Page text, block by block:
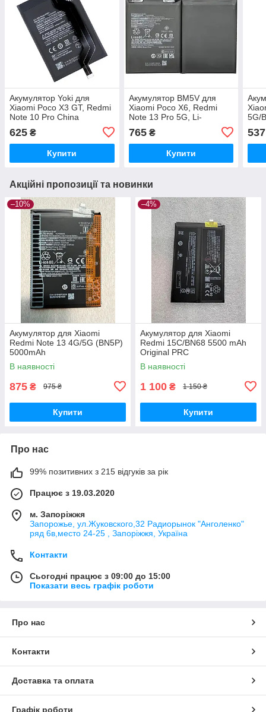
Акумулятор Yoki для
Xiaomi Poco X3 GT, Redmi
Note 10 Pro Сhina
Original PRC
625 ₴
Купити
Акумулятор BM5V для
Xiaomi Poco X6, Redmi
Note 13 Pro 5G, Li-
Polymer, 3,91 B, 5100 мАг,
Original PRC
765₴
Купити
5G/
537
Акційні пропозиції та новинки
–10%
Акумулятор для Xiaomi
Redmi Note 13 4G/5G (BN5P)
5000mAh
В наявності
875 ₴ 975 ₴
Купити
–4%
Акумулятор для Xiaomi
Redmi 15C/BN68 5500 mAh
Original PRC
В наявності
1 100 ₴ 1 150 ₴
Купити
Про нас
99% позитивних з 215 відгуків за рік
Працює з 19.03.2020
м. Запоріжжя
Запорожье, ул.Жуковского,32 Радиорынок "Анголенко"
ряд 6в,место 24-25 , Запоріжжя, Україна
Контакти
Сьогодні працює з 09:00 до 15:00
Показати весь графік роботи
Про нас
Контакти
Доставка та оплата
Графік роботи